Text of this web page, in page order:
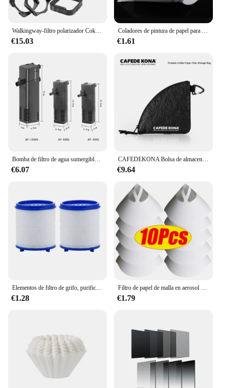
Walkingway-filtro polarizador Cokin Serie P, soporte de filtro ND 2, 4, 8, 16, gradiente cuadrado, anillos adaptadores de capó de cámara para DSLR
€15.03
Coladores de pintura de papel para coche, filtro de papel de malla en aerosol, embudo de filtro purificador, filtros de pintura desechables, colador de papel cónico
€1.61
Bomba de filtro de agua sumergible de bajo nivel, filtro de tanque de tortuga, tanque de peces de acuario, bomba de aumento de oxígeno Vertical, enchufe europeo de 3W
€6.07
CAFEDEKONA Bolsa de almacenamiento de filtro de papel de café portátil, resistente al agua, ideal para acampar al aire libre, capacidad de almacenamiento de 40-60 hojas
€9.64
Elementos de filtro de grifo, purificador de agua para ducha, filtración de algodón PP para cocina y baño, elimina cloro, metales pesados
€1.28
Filtro de papel de malla en aerosol para pintura de coche, embudo de filtrado purificador, Filtro de pintura desechable, herramienta de embudos de papel de Micron cónico, 10-300 piezas
€1.79